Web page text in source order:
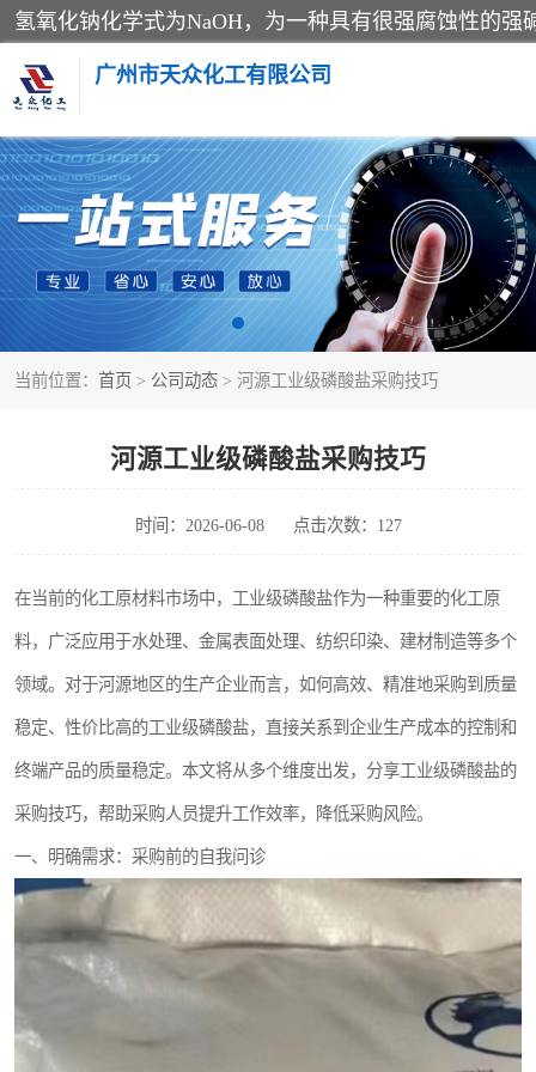
广州市天众化工有限公司
当前位置： 首页 > 公司动态 > 河源工业级磷酸盐采购技巧
河源工业级磷酸盐采购技巧
时间：2026-06-08 点击次数：127
在当前的化工原材料市场中，工业级磷酸盐作为一种重要的化工原
料，广泛应用于水处理、金属表面处理、纺织印染、建材制造等多个
领域。对于河源地区的生产企业而言，如何高效、精准地采购到质量
稳定、性价比高的工业级磷酸盐，直接关系到企业生产成本的控制和
终端产品的质量稳定。本文将从多个维度出发，分享工业级磷酸盐的
采购技巧，帮助采购人员提升工作效率，降低采购风险。
一、明确需求：采购前的自我问诊
亚硝酸钠
纯碱
草酸
聚合氯化铝
焦亚硫酸钠
氯酸钠
磷酸氢二钾
过硫酸钠
聚合硫酸铁
大苏打